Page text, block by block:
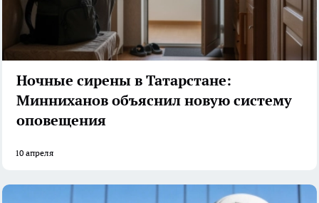
Ночные сирены в Татарстане:
Минниханов объяснил новую систему
оповещения
10 апреля